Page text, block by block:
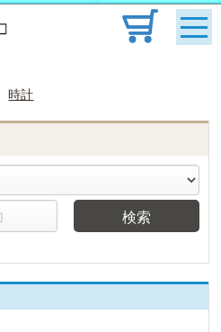
時計
検索